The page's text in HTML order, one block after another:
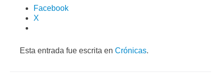
Facebook
X
Esta entrada fue escrita en Crónicas.